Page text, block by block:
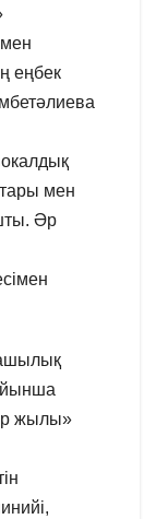
мен
еңбек
мен
Әр
жылы»